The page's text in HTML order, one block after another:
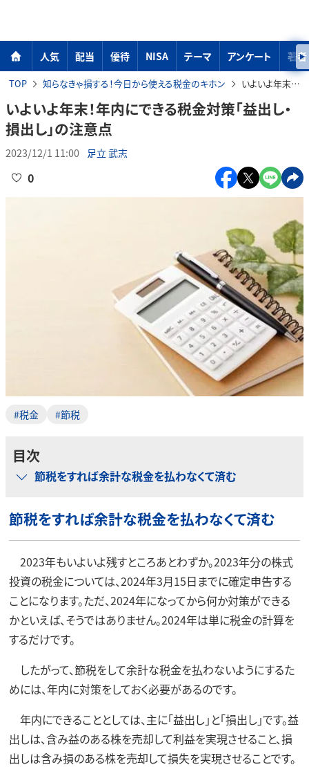
人気 配当 優待 NISA テーマ アンケート 著者
TOP 知らなきゃ損する！今日から使える税金のキホン いよいよ年末！年内にできる税金対策「益出し・損出し」の注意点
いよいよ年末！年内にできる税金対策「益出し・
損出し」の注意点
2023/12/1 11:00 足立 武志
0
#税金 #節税
目次
節税をすれば余計な税金を払わなくて済む
節税をすれば余計な税金を払わなくて済む
2023年もいよいよ残すところあとわずか。2023年分の株式
投資の税金については、2024年3月15日までに確定申告する
ことになります。ただ、2024年になってから何か対策ができる
かといえば、そうではありません。2024年は単に税金の計算を
するだけです。
したがって、節税をして余計な税金を払わないようにするた
めには、年内に対策をしておく必要があるのです。
年内にできることとしては、主に「益出し」と「損出し」です。益
出しは、含み益のある株を売却して利益を実現させること、損
出しは含み損のある株を売却して損失を実現させることです。